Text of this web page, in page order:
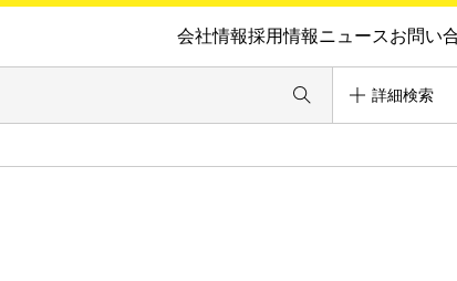
会社情報採用情報ニュースお問い
詳細検索